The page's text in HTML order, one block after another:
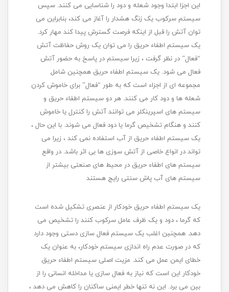
این اجزا ابتدا وجود شعله و دود را شناسایی می کنند. سپس
سیستم سرکوب یک زنگ هشدار را آغاز می کند، بنابراین می
توان آتش را قبل از اینکه فرصت گسترش پیدا کند مهار کرد.
یک سیستم اطفاء حریق را می توان یک روش حفاظت آتش
“فعال” در نظر گرفت ، زیرا سیستم در پاسخ به حضور آتش
فعال می شود. یک سیستم اطفاء حریق همچنین شامل
مجموعه ای از اجزاء است که به طور “فعال” برای خاموش کردن
شعله ها و دود کار می کنند. هر دو سیستم اطفاء حریق و
سیستم های اسپرینکلر می توانند آتش را کنترل یا خاموش
کنند و هنگام تشخیص گرما یا دود فعال می شوند. با این حال ،
یک سیستم اطفاء حریق از آب استفاده نمی کند ، زیرا می
تواند در انواع خاصی از آتش سوزی ها بی اثر باشد. در واقع
سیستم های اطفاء حریق در محیط های صنعتی بیشتر از
سیستم های آب پاش سنتی رایج هستند
یک سیستم اطفاء حریق خودکار از عنصری تشکیل شده است
که گرما ، دود و یک ظرف عامل سرکوب کنند را تشخیص می
دهد. همچنین اغلب یک سیستم فعال‌ سازی دستی وجود دارد
که در صورت عدم راه اندازی سیستم خودکار، به عنوان یک
خطای ایمن عمل می‌ کند. مزیت اصلی سیستم اطفاء حریق
خودکار این است که نیاز به فعال سازی یا مداخله انسانی را از
بین می برد. این نه تنها خطر ایمنی ساکنان را کاهش می دهد ،